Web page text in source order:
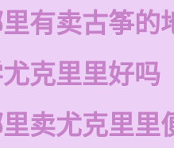
有卖古筝的
克里里好吗
卖尤克里里